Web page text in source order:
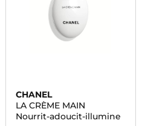
CHANEL
LA CRÈME MAIN
Nourrit-adoucit-illumine